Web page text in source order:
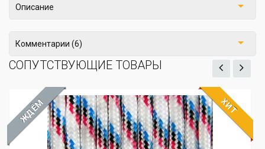
Описание
Комментарии (6)
СОПУТСТВУЮЩИЕ ТОВАРЫ
ХИТ